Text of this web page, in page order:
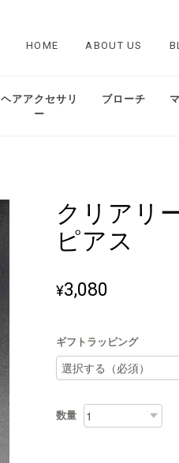
HOME ABOUT US
ヘアアクセサリ
ー
ブローチ
クリアリ
ピアス
¥3,080
ギフトラッピング
数量